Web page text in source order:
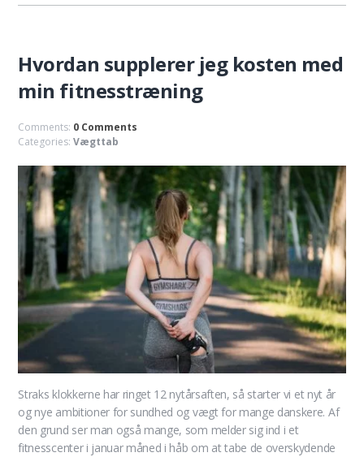
Hvordan supplerer jeg kosten med
min fitnesstræning
Comments: 0 Comments
Categories:Vægttab
Straks klokkerne har ringet 12 nytårsaften, så starter vi et nyt år
og nye ambitioner for sundhed og vægt for mange danskere. Af
den grund ser man også mange, som melder sig ind i et
fitnesscenter i januar måned i håb om at tabe de overskydende